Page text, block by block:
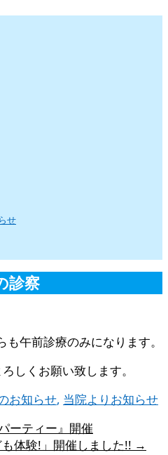
せ
診察
午前診療のみになります。
しくお願い致します。
お知らせ, 当院よりお知らせ
ーティー』開催
体験!」開催しました!! →